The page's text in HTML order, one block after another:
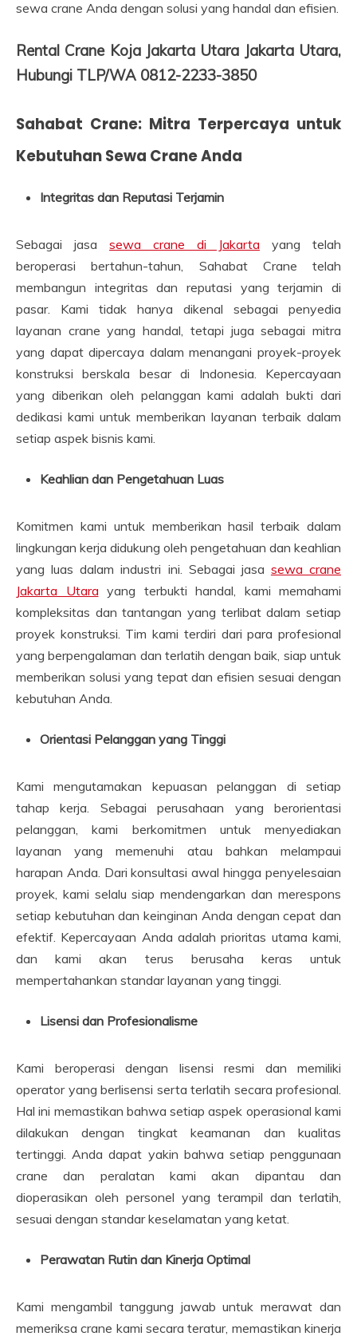
sewa crane Anda dengan solusi yang handal dan efisien.
Rental Crane Koja Jakarta Utara Jakarta Utara,
Hubungi TLP/WA 0812-2233-3850
Sahabat Crane: Mitra Terpercaya untuk
Kebutuhan Sewa Crane Anda
Integritas dan Reputasi Terjamin
Sebagai jasa sewa crane di Jakarta yang telah
beroperasi bertahun-tahun, Sahabat Crane telah
membangun integritas dan reputasi yang terjamin di
pasar. Kami tidak hanya dikenal sebagai penyedia
layanan crane yang handal, tetapi juga sebagai mitra
yang dapat dipercaya dalam menangani proyek-proyek
konstruksi berskala besar di Indonesia. Kepercayaan
yang diberikan oleh pelanggan kami adalah bukti dari
dedikasi kami untuk memberikan layanan terbaik dalam
setiap aspek bisnis kami.
Keahlian dan Pengetahuan Luas
Komitmen kami untuk memberikan hasil terbaik dalam
lingkungan kerja didukung oleh pengetahuan dan keahlian
yang luas dalam industri ini. Sebagai jasa sewa crane
Jakarta Utara yang terbukti handal, kami memahami
kompleksitas dan tantangan yang terlibat dalam setiap
proyek konstruksi. Tim kami terdiri dari para profesional
yang berpengalaman dan terlatih dengan baik, siap untuk
memberikan solusi yang tepat dan efisien sesuai dengan
kebutuhan Anda.
Orientasi Pelanggan yang Tinggi
Kami mengutamakan kepuasan pelanggan di setiap
tahap kerja. Sebagai perusahaan yang berorientasi
pelanggan, kami berkomitmen untuk menyediakan
layanan yang memenuhi atau bahkan melampaui
harapan Anda. Dari konsultasi awal hingga penyelesaian
proyek, kami selalu siap mendengarkan dan merespons
setiap kebutuhan dan keinginan Anda dengan cepat dan
efektif. Kepercayaan Anda adalah prioritas utama kami,
dan kami akan terus berusaha keras untuk
mempertahankan standar layanan yang tinggi.
Lisensi dan Profesionalisme
Kami beroperasi dengan lisensi resmi dan memiliki
operator yang berlisensi serta terlatih secara profesional.
Hal ini memastikan bahwa setiap aspek operasional kami
dilakukan dengan tingkat keamanan dan kualitas
tertinggi. Anda dapat yakin bahwa setiap penggunaan
crane dan peralatan kami akan dipantau dan
dioperasikan oleh personel yang terampil dan terlatih,
sesuai dengan standar keselamatan yang ketat.
Perawatan Rutin dan Kinerja Optimal
Kami mengambil tanggung jawab untuk merawat dan
memeriksa crane kami secara teratur, memastikan kinerja